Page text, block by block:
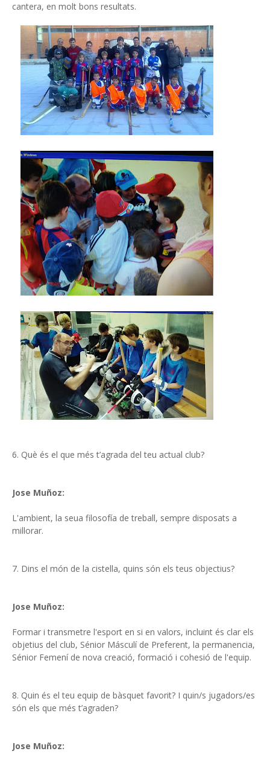
cantera, en molt bons resultats.
6. Què és el que més t’agrada del teu actual club?
Jose Muñoz:
L'ambient, la seua filosofía de treball, sempre disposats a
millorar.
7. Dins el món de la cistella, quins són els teus objectius?
Jose Muñoz:
Formar i transmetre l'esport en si en valors, incluint és clar els
objetius del club, Sénior Másculí de Preferent, la permanencia,
Sénior Femení de nova creació, formació i cohesió de l'equip.
8. Quin és el teu equip de bàsquet favorit? I quin/s jugadors/es
són els que més t’agraden?
Jose Muñoz: